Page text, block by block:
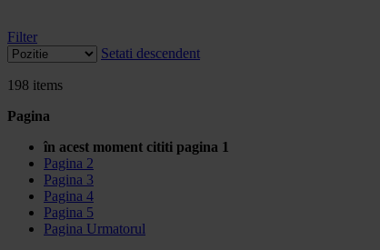
Filter
Setati descendent
198 items
Pagina
în acest moment cititi pagina 1
Pagina 2
Pagina 3
Pagina 4
Pagina 5
Pagina Urmatorul